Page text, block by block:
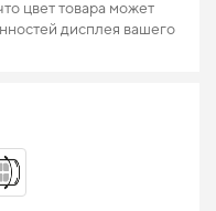
цвет товара может
дисплея вашего